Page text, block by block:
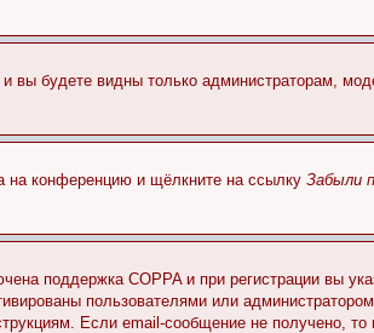
и вы будете видны только администраторам,
на конференцию и щёлкните на ссылку Забыли
поддержка COPPA и при регистрации вы
пользователями или
Если email-сообщение не получено,